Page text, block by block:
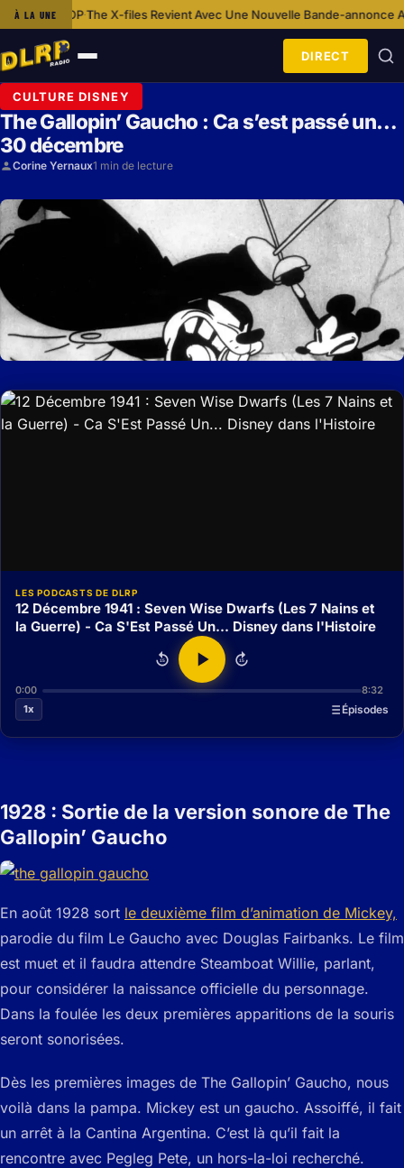
À LA UNE
AOP·The X-files Revient Avec Une Nouvelle Bande-annonce Aux
Ouvrir
le
menu
DIRECT
CULTURE DISNEY
The Gallopin’ Gaucho : Ca s’est passé un…
30 décembre
Corine Yernaux1 min de lecture
LES PODCASTS DE DLRP
12 Décembre 1941 : Seven Wise Dwarfs (Les 7 Nains et
la Guerre) - Ca S'Est Passé Un... Disney dans l'Histoire
15 15
0:00
8:32
1x
Épisodes
1928 : Sortie de la version sonore de The
Gallopin’ Gaucho
En août 1928 sort le deuxième film d’animation de Mickey,
parodie du film Le Gaucho avec Douglas Fairbanks. Le film
est muet et il faudra attendre Steamboat Willie, parlant,
pour considérer la naissance officielle du personnage.
Dans la foulée les deux premières apparitions de la souris
seront sonorisées.
Dès les premières images de The Gallopin’ Gaucho, nous
voilà dans la pampa. Mickey est un gaucho. Assoiffé, il fait
un arrêt à la Cantina Argentina. C’est là qu’il fait la
rencontre avec Pegleg Pete, un hors-la-loi recherché.